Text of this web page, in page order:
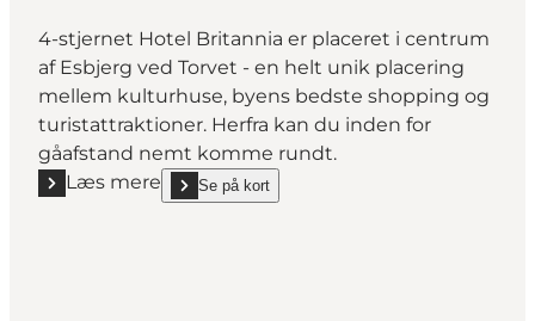
4-stjernet Hotel Britannia er placeret i centrum
af Esbjerg ved Torvet - en helt unik placering
mellem kulturhuse, byens bedste shopping og
turistattraktioner. Herfra kan du inden for
gåafstand nemt komme rundt.
Læs mere
Læs mere "Hotel Britannia i Esbjerg"
Se på kort
show Hotel Britannia i Esbjerg on_map